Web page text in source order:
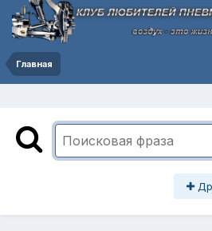
Главная